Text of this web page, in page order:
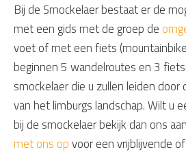
Bij de Smockelaer bestaat er de
met een gids met de groep de
voet of met een fiets
beginnen 5 wandelroutes en 3
smockelaer die u zullen leiden
van het limburgs landschap. Wilt u
bij de smockelaer bekijk dan ons
met ons opvoor een vrijblijvende